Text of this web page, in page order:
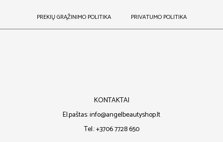
PREKIŲ GRĄŽINIMO POLITIKA PRIVATUMO POLITIKA
KONTAKTAI
El.paštas: info@angelbeautyshop.lt
Tel.: +3706 7728 650